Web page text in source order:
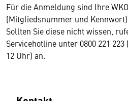
Für die Anmeldung sind Ihre
(Mitgliedsnummer und
Sollten Sie diese nicht wissen,
Servicehotline unter 0800 221
12 Uhr) an.